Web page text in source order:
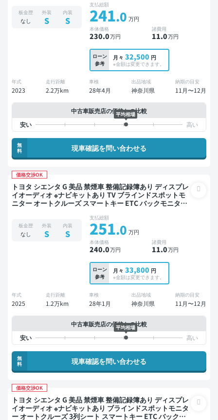
板金歴
なし
外装
S
内装
S
支払総額
241.0 万円
本体価格
230.0万円
諸費用
11.0万円
ローン
参考
月々 32,500 円
※金額は変更できます。
年式
2023
走行距離
2.2万km
車検
28年4月
出品地域
神奈川県
納期の目安
11月〜12月
中古車販売店の価格との比較
平均相場
無
料
現車確認を問い合わせる
価格交渉OK
トヨタ シエンタ G 美品 禁煙車 整備記録簿あり ディスプレ
イオーディオ ※ナビキットあり TV ブラインドスポットモ
ニター オートクルーズ スマートキー ETC バックモニター
板金歴
なし
外装
S
内装
S
支払総額
251.0 万円
本体価格
240.0万円
諸費用
11.0万円
ローン
参考
月々 33,800 円
※金額は変更できます。
年式
2025
走行距離
1.2万km
車検
28年1月
出品地域
神奈川県
納期の目安
11月〜12月
中古車販売店の価格との比較
平均相場
無
料
現車確認を問い合わせる
価格交渉OK
トヨタ シエンタ G 美品 禁煙車 整備記録簿あり ディスプレ
イオーディオ ※ナビキットあり ブラインドスポットモニタ
ー オートクルーズ 3列シート スマートキー ETC バックモ